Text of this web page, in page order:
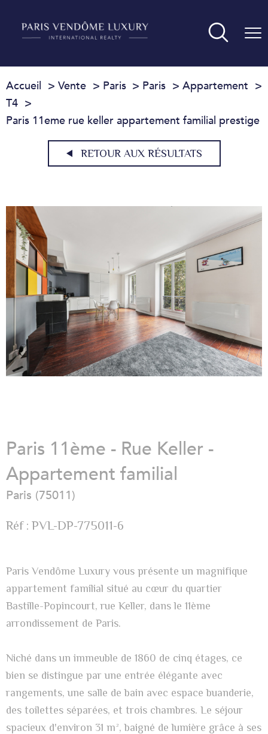
Accueil Vente Paris Paris
Appartement
T4
Paris 11eme rue keller appartement familial prestige
RETOUR AUX RÉSULTATS
Paris 11ème - Rue Keller -
Appartement familial
Paris (75011)
Réf : PVL-DP-775011-6
Paris Vendôme Luxury vous présente un magnifique
appartement familial situé au cœur du quartier
Bastille-Popincourt, rue Keller, dans le 11ème
arrondissement de Paris.
Niché dans un immeuble de 1860 de cinq étages, ce
bien se distingue par une entrée élégante avec
rangements, une salle de bain avec espace buanderie,
des toilettes séparées, et trois chambres. Le séjour
spacieux d'environ 31 m², baigné de lumière grâce à ses